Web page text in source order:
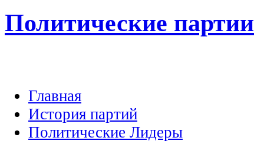
Политические партии
Главная
История партий
Политические Лидеры